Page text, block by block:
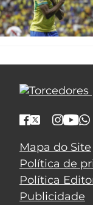
Mapa do Site
Política de
Política
Publicidade